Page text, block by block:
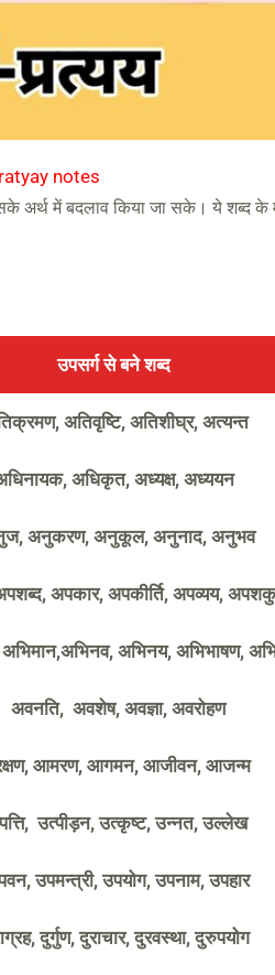
notes
अर्थ में बदलाव किया जा सके। ये शब्द
उपसर्ग से बने शब्द
अतिवृष्टि, अतिशीघ्र, अत्यन्त
अधिकृत, अध्यक्ष, अध्ययन
अनुकरण, अनुकूल, अनुनाद, अनुभव
अपकार, अपकीर्ति, अपव्यय,
अभिनय, अभिभाषण,
अवनति, अवशेष, अवज्ञा, अवरोहण
आमरण, आगमन, आजीवन, आजन्म
उत्पीड़न, उत्कृष्ट, उन्नत, उल्लेख
उपमन्त्री, उपयोग, उपनाम, उपहार
दुर्गुण, दुराचार, दुरवस्था, दुरुपयोग